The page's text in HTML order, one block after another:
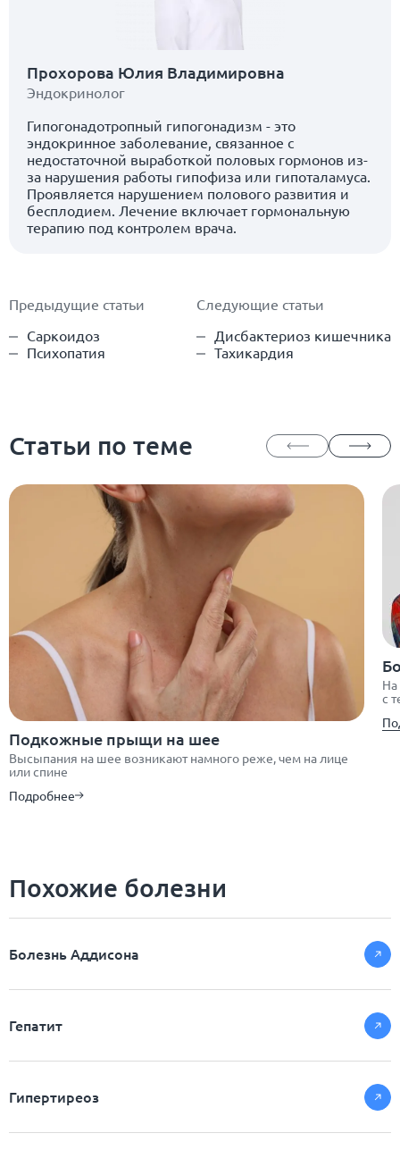
Прохорова Юлия Владимировна
Эндокринолог
Гипогонадотропный гипогонадизм - это
эндокринное заболевание, связанное с
недостаточной выработкой половых гормонов из-
за нарушения работы гипофиза или гипоталамуса.
Проявляется нарушением полового развития и
бесплодием. Лечение включает гормональную
терапию под контролем врача.
Предыдущие статьи
Саркоидоз
Психопатия
Следующие статьи
Дисбактериоз кишечника
Тахикардия
Статьи по теме
Подкожные прыщи на шее
Высыпания на шее возникают намного реже, чем на лице
или спине
Подробнее
На
с
Похожие болезни
Болезнь Аддисона
Гепатит
Гипертиреоз